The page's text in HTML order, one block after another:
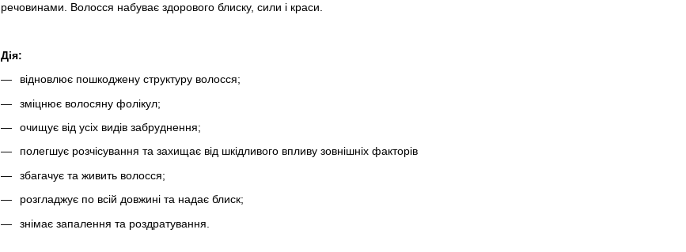
речовинами. Волосся набуває здорового блиску, сили і краси.
Дія:
відновлює пошкоджену структуру волосся;
зміцнює волосяну фолікул;
очищує від усіх видів забруднення;
полегшує розчісування та захищає від шкідливого впливу зовнішніх факторів
збагачує та живить волосся;
розгладжує по всій довжині та надає блиск;
знімає запалення та роздратування.